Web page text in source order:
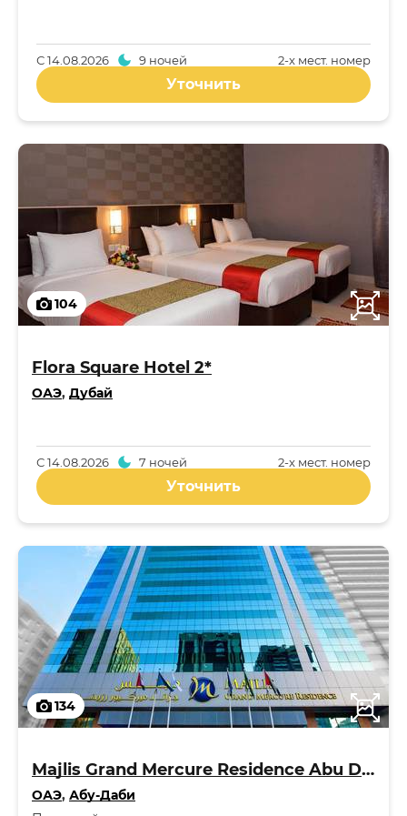
2-x мест. номер
С14.08.2026 9 ночей
Уточнить
104
Flora Square Hotel 2*
ОАЭ, Дубай
2-x мест. номер
С14.08.2026 7 ночей
Уточнить
134
Majlis Grand Mercure Residence Abu Dhabi 5*
ОАЭ, Абу-Даби